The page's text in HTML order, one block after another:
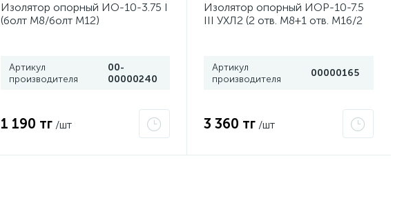
Изолятор опорный ИО-10-3.75 I
(болт М8/болт М12)
Артикул
производителя
00-
00000240
1 190 тг /шт
Изолятор опорный ИОР-10-7.5
III УХЛ2 (2 отв. М8+1 отв. М16/2
Артикул
производителя
00000165
3 360 тг /шт